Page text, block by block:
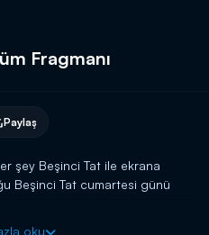
Fragmanı
Paylaş
şey Beşinci Tat ile ekrana
Beşinci Tat cumartesi günü
oku